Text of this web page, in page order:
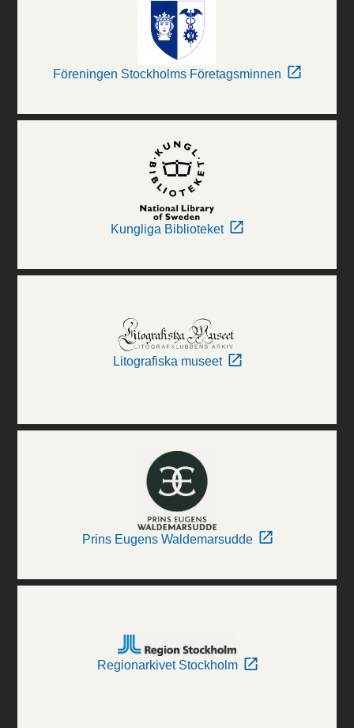
Föreningen Stockholms Företagsminnen
Kungliga Biblioteket
Litografiska museet
Prins Eugens Waldemarsudde
Regionarkivet Stockholm